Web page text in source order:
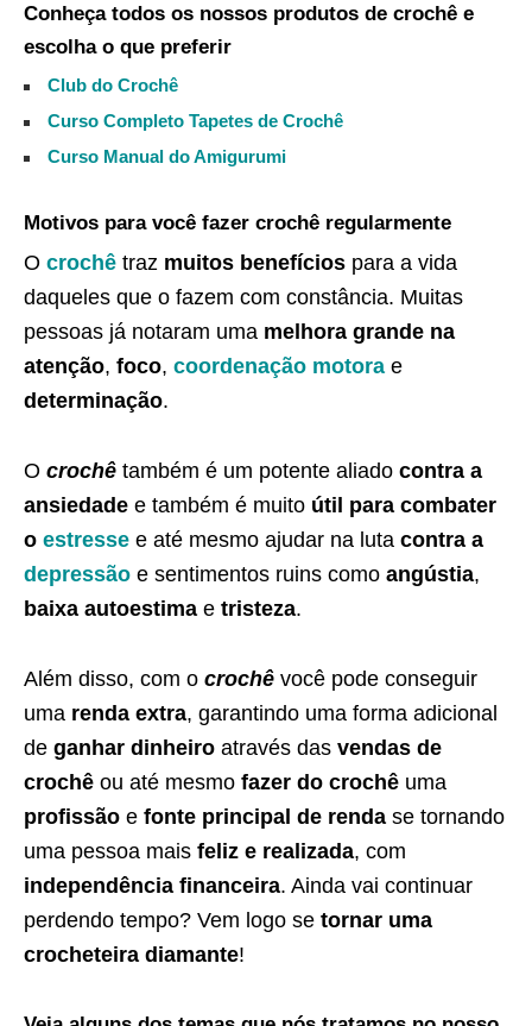
Conheça todos os nossos produtos de crochê e
escolha o que preferir
Club do Crochê
Curso Completo Tapetes de Crochê
Curso Manual do Amigurumi
Motivos para você fazer crochê regularmente
O crochê traz muitos benefícios para a vida
daqueles que o fazem com constância. Muitas
pessoas já notaram uma melhora grande na
atenção, foco, coordenação motora e
determinação.
O crochê também é um potente aliado contra a
ansiedade e também é muito útil para combater
o estresse e até mesmo ajudar na luta contra a
depressão e sentimentos ruins como angústia,
baixa autoestima e tristeza.
Além disso, com o crochê você pode conseguir
uma renda extra, garantindo uma forma adicional
de ganhar dinheiro através das vendas de
crochê ou até mesmo fazer do crochê uma
profissão e fonte principal de renda se tornando
uma pessoa mais feliz e realizada, com
independência financeira. Ainda vai continuar
perdendo tempo? Vem logo se tornar uma
crocheteira diamante!